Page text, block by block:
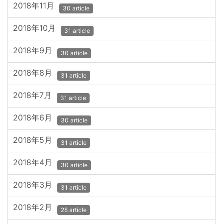
2018年11月 30 article
2018年10月 31 article
2018年9月 30 article
2018年8月 31 article
2018年7月 31 article
2018年6月 30 article
2018年5月 31 article
2018年4月 30 article
2018年3月 31 article
2018年2月 28 article